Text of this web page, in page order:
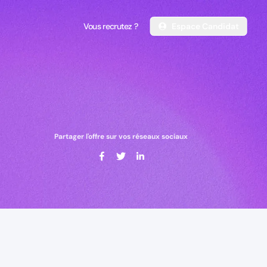
Vous recrutez ?
Vous recrutez ?
Partager l'offre sur vos réseaux sociaux